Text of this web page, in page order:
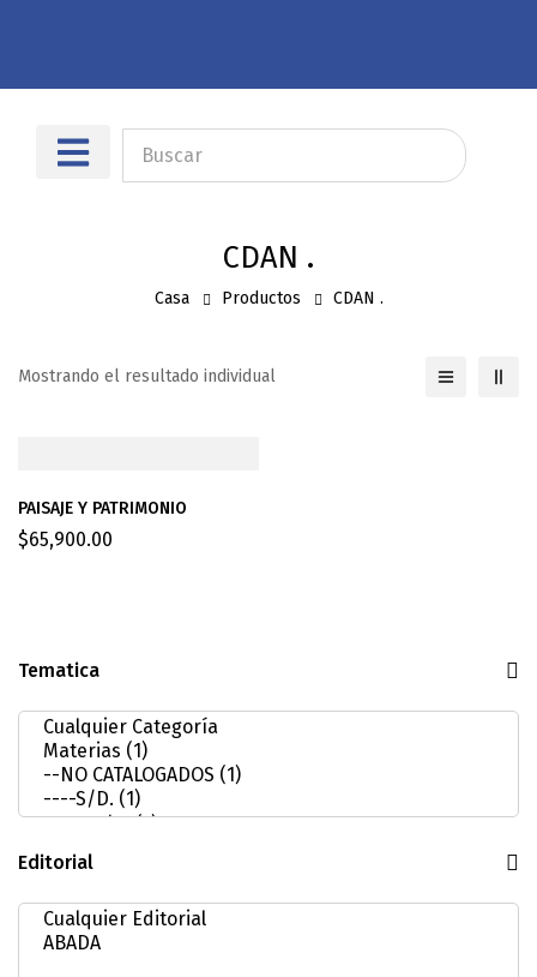
CDAN .
Casa Productos CDAN .
Tematica
Editorial
Mostrando el resultado individual
PAISAJE Y PATRIMONIO
$65,900.00